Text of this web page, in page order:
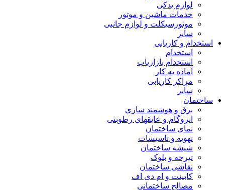
لوازم یدکی
خدمات ماشین و موتور
موتورسیکلت و لوازم جانبی
سایر
استخدام و کاریابی
استخدام
استخدام بازاریاب
آماده به کار
مراکز کاریابی
سایر
ساختمان
برق و هوشمند سازی
ایزوگام و عایقهای رطوبتی
نمای ساختمان
تهویه و تاسیسات
شیشه ساختمان
تیرچه و بلوک
نقاشی ساختمان
کابینت و ام دی اف
مصالح ساختمانی